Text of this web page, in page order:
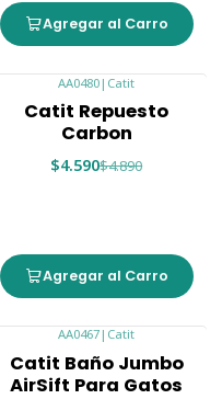
Agregar al Carro
AA0480 | Catit
Catit Repuesto
Carbon
$4.590$4.890
Agregar al Carro
AA0467 | Catit
Catit Baño Jumbo
AirSift Para Gatos